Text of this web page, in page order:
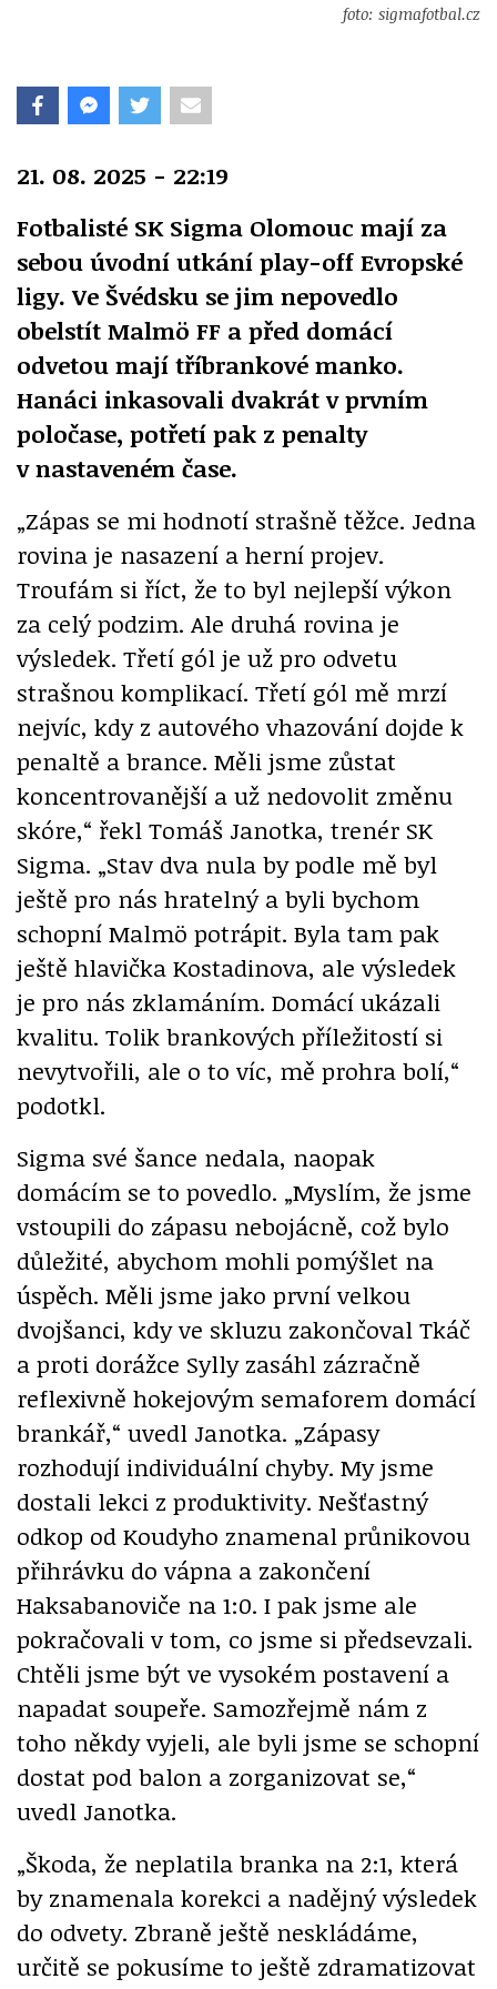
foto: sigmafotbal.cz
21. 08. 2025 - 22:19
Fotbalisté SK Sigma Olomouc mají za
sebou úvodní utkání play-off Evropské
ligy. Ve Švédsku se jim nepovedlo
obelstít Malmö FF a před domácí
odvetou mají tříbrankové manko.
Hanáci inkasovali dvakrát v prvním
poločase, potřetí pak z penalty
v nastaveném čase.
„Zápas se mi hodnotí strašně těžce. Jedna
rovina je nasazení a herní projev.
Troufám si říct, že to byl nejlepší výkon
za celý podzim. Ale druhá rovina je
výsledek. Třetí gól je už pro odvetu
strašnou komplikací. Třetí gól mě mrzí
nejvíc, kdy z autového vhazování dojde k
penaltě a brance. Měli jsme zůstat
koncentrovanější a už nedovolit změnu
skóre,“ řekl Tomáš Janotka, trenér SK
Sigma. „Stav dva nula by podle mě byl
ještě pro nás hratelný a byli bychom
schopní Malmö potrápit. Byla tam pak
ještě hlavička Kostadinova, ale výsledek
je pro nás zklamáním. Domácí ukázali
kvalitu. Tolik brankových příležitostí si
nevytvořili, ale o to víc, mě prohra bolí,“
podotkl.
Sigma své šance nedala, naopak
domácím se to povedlo. „Myslím, že jsme
vstoupili do zápasu nebojácně, což bylo
důležité, abychom mohli pomýšlet na
úspěch. Měli jsme jako první velkou
dvojšanci, kdy ve skluzu zakončoval Tkáč
a proti dorážce Sylly zasáhl zázračně
reflexivně hokejovým semaforem domácí
brankář,“ uvedl Janotka. „Zápasy
rozhodují individuální chyby. My jsme
dostali lekci z produktivity. Nešťastný
odkop od Koudyho znamenal průnikovou
přihrávku do vápna a zakončení
Haksabanoviče na 1:0. I pak jsme ale
pokračovali v tom, co jsme si předsevzali.
Chtěli jsme být ve vysokém postavení a
napadat soupeře. Samozřejmě nám z
toho někdy vyjeli, ale byli jsme se schopní
dostat pod balon a zorganizovat se,“
uvedl Janotka.
„Škoda, že neplatila branka na 2:1, která
by znamenala korekci a nadějný výsledek
do odvety. Zbraně ještě neskládáme,
určitě se pokusíme to ještě zdramatizovat